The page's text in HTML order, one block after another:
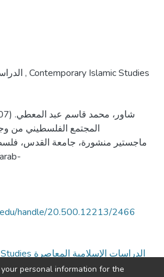
, Contemporary Islamic Studies
المجتمع الفلسطيني من
ماجستير منشورة، جامعة القدس،
handle/20.500.12213/2466
Contemporary Islamic Studies الدراسات الإسلامية المعاصرة
personal information for the